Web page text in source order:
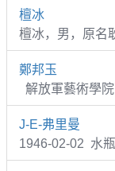
檀冰
檀冰，男，原名
鄭邦玉
解放軍藝術學
J-E-弗里曼
1946-02-02 水